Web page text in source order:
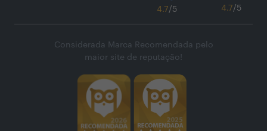
4.7/5 4.7/5
Considerada Marca Recomendada pelo
maior site de reputação!